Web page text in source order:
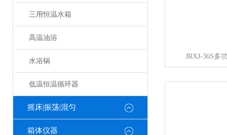
三用恒温水箱
高温油浴
水浴锅
低温恒温循环器
摇床|振荡|混匀
箱体仪器
JRXJ-36S多